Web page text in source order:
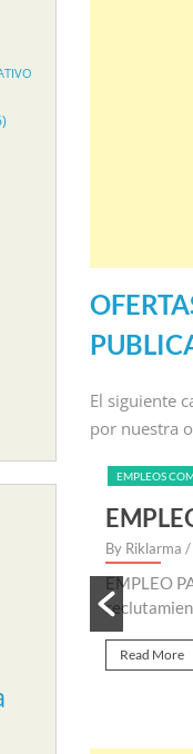
El siguiente
por nuestra
EMPLEOS
By Riklarma /
EMPLEO
Read More